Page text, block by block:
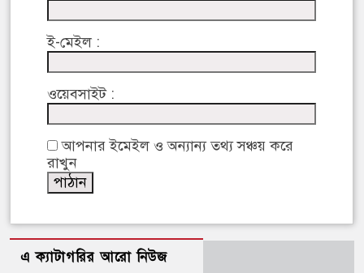
ই-মেইল :
ওয়েবসাইট :
আপনার ইমেইল ও অন্যান্য তথ্য সঞ্চয় করে
রাখুন
এ ক্যাটাগরির আরো নিউজ